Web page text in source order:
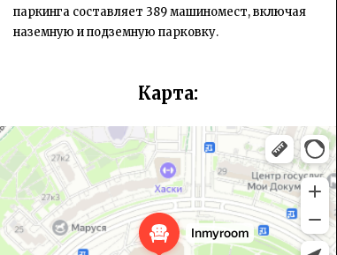
паркинга составляет 389 машиномест, включая
наземную и подземную парковку.
Карта:
Inmyroom
Магазин мебели в Москве